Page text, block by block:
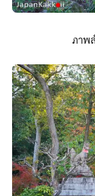
แถบนี้มีใบไม้เปลี่ย
ยังไม่ค่อยแดงเท่า
แบบใกล้ๆ ตอนสิ้นเ